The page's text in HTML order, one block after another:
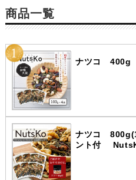
商品一覧
ナツコ 400g
ナツコ
ント付